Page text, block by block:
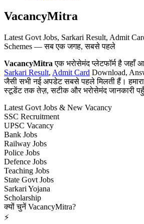
VacancyMitra
Latest Govt Jobs, Sarkari Result, Admit
Schemes — सब एक जगह, सबसे पहले
VacancyMitra एक भरोसेमंद प्लेटफॉर्म है जहाँ
Sarkari Result, Admit Card Download,
जैसी सभी नई अपडेट सबसे पहले मिलती हैं।
स्टूडेंट तक तेज़, सटीक और भरोसेमंद जानकारी
Latest Govt Jobs & New Vacancy
SSC Recruitment
UPSC Vacancy
Bank Jobs
Railway Jobs
Police Jobs
Defence Jobs
Teaching Jobs
State Govt Jobs
Sarkari Yojana
Scholarship
क्यों चुनें VacancyMitra?
⚡